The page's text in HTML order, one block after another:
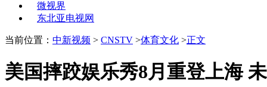
微视界
东北亚电视网
当前位置： 中新视频 > CNSTV >体育文化 >正文
美国摔跤娱乐秀8月重登上海